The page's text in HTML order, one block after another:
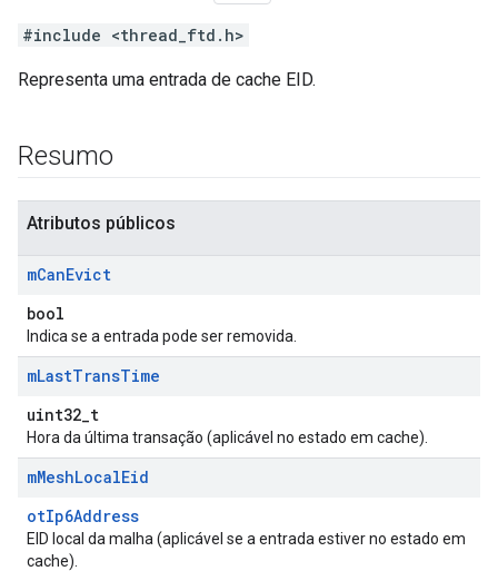
#include <thread_ftd.h>
Representa uma entrada de cache EID.
Resumo
Atributos públicos
mCanEvict
bool
Indica se a entrada pode ser removida.
mLastTransTime
uint32_t
Hora da última transação (aplicável no estado em cache).
mMeshLocalEid
otIp6Address
EID local da malha (aplicável se a entrada estiver no estado em
cache).